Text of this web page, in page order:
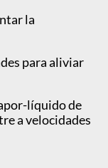
la
para aliviar
líquido de
a velocidades